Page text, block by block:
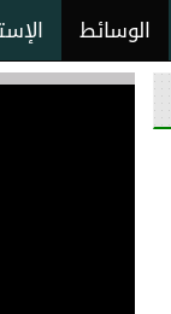
الوسائط